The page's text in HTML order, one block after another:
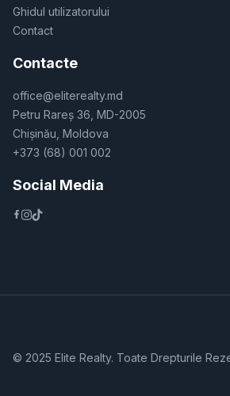
Ghidul utilizatorului
Contact
Contacte
office@eliterealty.md
Petru Rareș 36, MD-2005
Chișinău, Moldova
+373 (68) 001 002
Social Media
© 2025 Elite Realty. Toate Drepturile